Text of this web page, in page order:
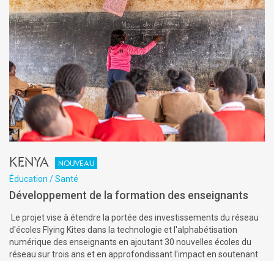
Kenya Nouveau
Éducation / Santé
Développement de la formation des enseignants
Le projet vise à étendre la portée des investissements du réseau
d'écoles Flying Kites dans la technologie et l'alphabétisation
numérique des enseignants en ajoutant 30 nouvelles écoles du
réseau sur trois ans et en approfondissant l'impact en soutenant